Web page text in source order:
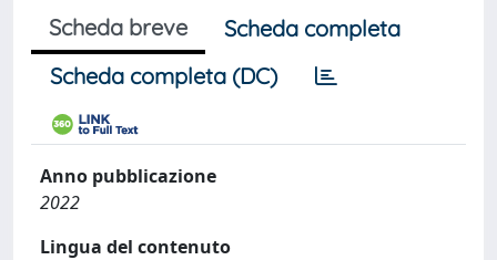
Scheda breve
Scheda completa
Scheda completa (DC)
Anno pubblicazione
2022
Lingua del contenuto